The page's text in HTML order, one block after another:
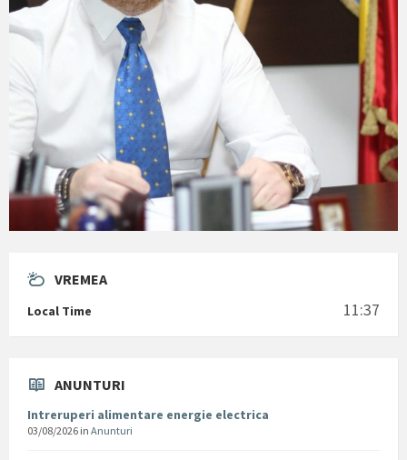
VREMEA
Local Time 11:37
ANUNTURI
Intreruperi alimentare energie electrica
03/08/2026 in Anunturi